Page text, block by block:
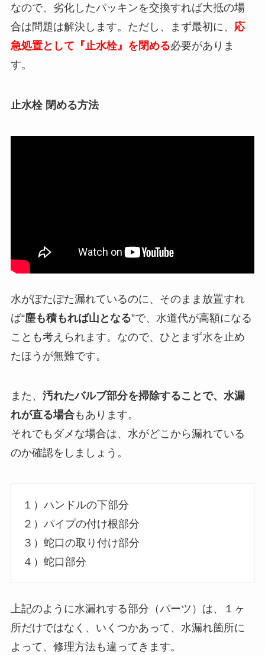
なので、劣化したパッキンを交換すれば大抵の場
合は問題は解決します。ただし、まず最初に、 応
急処置として『止水栓』を閉める必要がありま
す。
止水栓 閉める方法
水がぽたぽた漏れているのに、そのまま放置すれ
ば“塵も積もれば山となる”で、水道代が高額になる
ことも考えられます。なので、ひとまず水を止め
たほうが無難です。
また、 汚れたバルブ部分を掃除することで、水漏
れが直る場合もあります。
それでもダメな場合は、水がどこから漏れている
のか確認をしましょう。
１）ハンドルの下部分
２）パイプの付け根部分
３）蛇口の取り付け部分
４）蛇口部分
上記のように水漏れする部分（パーツ）は、１ヶ
所だけではなく、いくつかあって、水漏れ箇所に
よって、修理方法も違ってきます。